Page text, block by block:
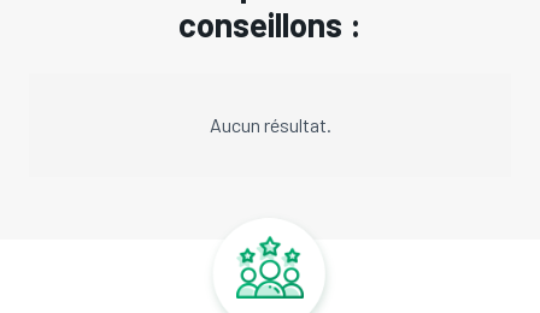
conseillons :
Aucun résultat.